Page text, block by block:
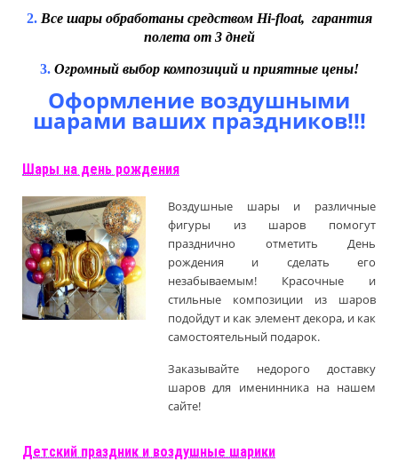
2. Все шары обработаны средством Hi-float, гарантия
полета от 3 дней
3. Огромный выбор композиций и приятные цены!
Оформление воздушными
шарами ваших праздников!!!
Шары на день рождения
Воздушные шары и различные
фигуры из шаров помогут
празднично отметить День
рождения и сделать его
незабываемым! Красочные и
стильные композиции из шаров
подойдут и как элемент декора, и как
самостоятельный подарок.
Заказывайте недорого доставку
шаров для именинника на нашем
сайте!
Детский праздник и воздушные шарики